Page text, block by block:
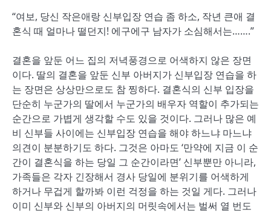
“여보, 당신 작은애랑 신부입장 연습 좀 하소, 작년 큰애 결
혼식 때 얼마나 떨던지! 에구에구 남자가 소심해서는…….”
결혼을 앞둔 어느 집의 저녁풍경으로 어색하지 않은 장면
이다. 딸의 결혼을 앞둔 신부 아버지가 신부입장 연습을 하
는 장면은 상상만으로도 참 찡하다. 결혼식의 신부 입장을
단순히 누군가의 딸에서 누군가의 배우자 역할이 추가되는
순간으로 가볍게 생각할 수도 있을 것이다. 그러나 많은 예
비 신부들 사이에는 신부입장 연습을 해야 하느냐 마느냐
의견이 분분하기도 하다. 그것은 아마도 ‘만약에 지금 이 순
간이 결혼식을 하는 당일 그 순간이라면’ 신부뿐만 아니라,
가족들은 각자 긴장해서 경사 당일에 분위기를 어색하게
하거나 무겁게 할까봐 이런 걱정을 하는 것일 게다. 그러나
이미 신부와 신부의 아버지의 머릿속에서는 벌써 열 번도